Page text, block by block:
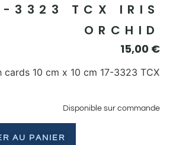
3323 TCX IRIS
ORCHID
15,00 €
cards 10 cm x 10 cm 17-3323 TCX
Disponible sur commande
AU PANIER